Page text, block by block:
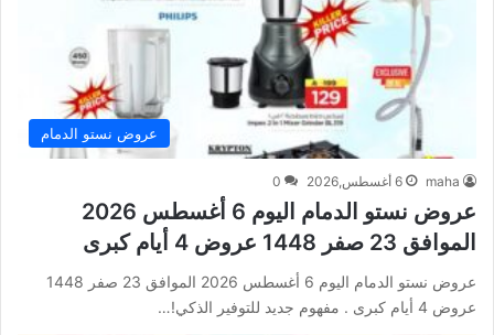
عروض نستو الدمام
maha 6 أغسطس,2026 0
عروض نستو الدمام اليوم 6 أغسطس 2026
الموافق 23 صفر 1448 عروض 4 أيام كبرى
عروض نستو الدمام اليوم 6 أغسطس 2026 الموافق 23 صفر 1448
عروض 4 أيام كبرى . مفهوم جديد للتوفير الذكي!…